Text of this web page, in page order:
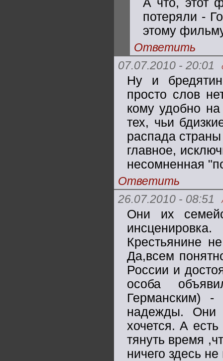
А что, этот
потеряли -
этому
Ответить
07.07.2010 - 20:01
Ну и
просто слов
кому удобно на
тех, чьи
распада
главное,
несомненная
Ответить
26.07.2010 - 08:51
Они их
Крестьянине
Да,всем
России и
особа
Германским)
надежды. Они
хочется. А
тянуть время
ничего здесь